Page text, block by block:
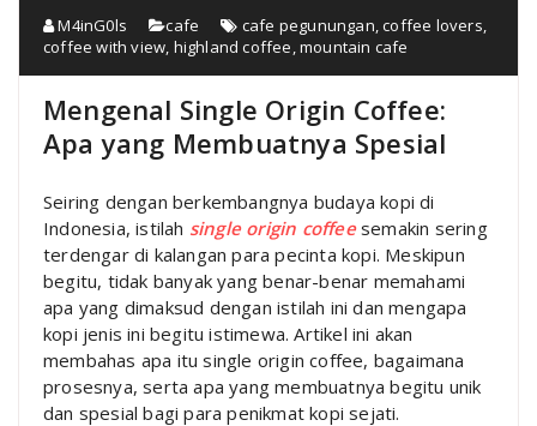
M4inG0ls cafe cafe pegunungan ,coffee lovers
coffee with view highland coffee ,mountain cafe
Mengenal Single Origin Coffee:
Apa yang Membuatnya Spesial
Seiring dengan berkembangnya budaya kopi di
Indonesia, istilah single origin coffeesemakin sering
terdengar di kalangan para pecinta kopi. Meskipun
begitu, tidak banyak yang benar-benar memahami
apa yang dimaksud dengan istilah ini dan mengapa
kopi jenis ini begitu istimewa. Artikel ini akan
membahas apa itu single origin coffee, bagaimana
prosesnya, serta apa yang membuatnya begitu unik
dan spesial bagi para penikmat kopi sejati.